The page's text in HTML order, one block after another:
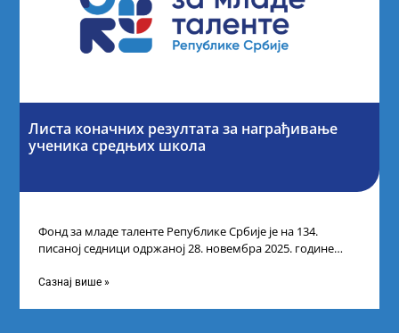
Листа коначних резултата за награђивање
ученика средњих школа
Фонд за младе таленте Републике Србије је на 134.
писаној седници одржаној 28. новембра 2025. године
Сазнај више »